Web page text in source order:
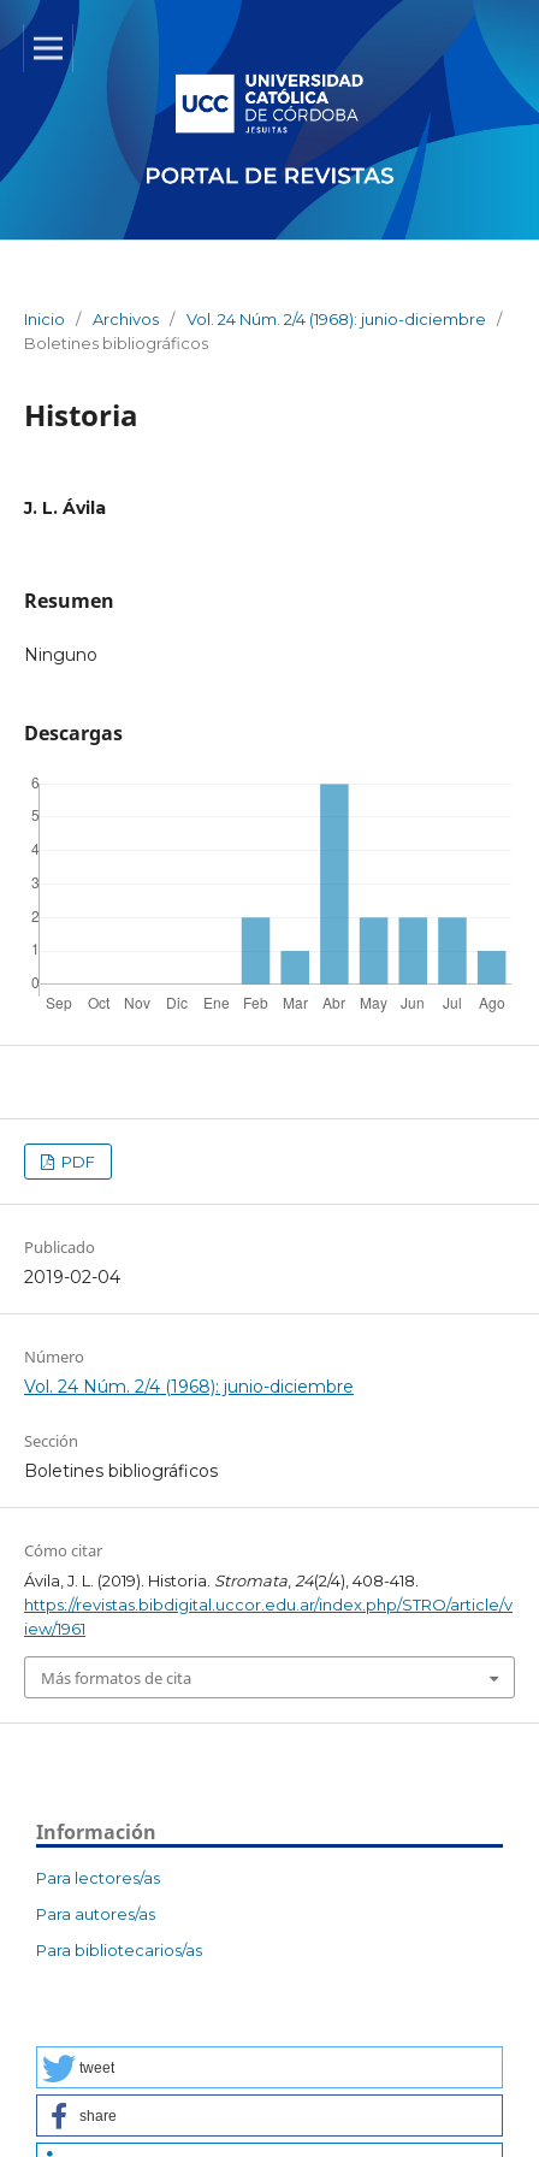
Inicio / Archivos / Vol. 24 Núm. 2/4 (1968): junio-diciembre
/
Boletines bibliográficos
Historia
J. L. Ávila
Resumen
Ninguno
Descargas
PDF
Publicado
2019-02-04
Número
Vol. 24 Núm. 2/4 (1968): junio-diciembre
Sección
Boletines bibliográficos
Cómo citar
Ávila, J. L. (2019). Historia. Stromata,24(2/4), 408-418.
https://revistas.bibdigital.uccor.edu.ar/index.php/STRO/article/v
iew/1961
Más formatos de cita
Información
Para lectores/as
Para autores/as
Para bibliotecarios/as
tweet
share